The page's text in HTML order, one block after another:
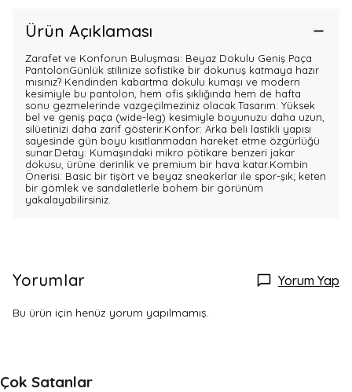
Ürün Açıklaması
Zarafet ve Konforun Buluşması: Beyaz Dokulu Geniş Paça
PantolonGünlük stilinize sofistike bir dokunuş katmaya hazır
mısınız? Kendinden kabartma dokulu kumaşı ve modern
kesimiyle bu pantolon, hem ofis şıklığında hem de hafta
sonu gezmelerinde vazgeçilmeziniz olacak.Tasarım: Yüksek
bel ve geniş paça (wide-leg) kesimiyle boyunuzu daha uzun,
silüetinizi daha zarif gösterir.Konfor: Arka beli lastikli yapısı
sayesinde gün boyu kısıtlanmadan hareket etme özgürlüğü
sunar.Detay: Kumaşındaki mikro pötikare benzeri jakar
dokusu, ürüne derinlik ve premium bir hava katar.Kombin
Önerisi: Basic bir tişört ve beyaz sneakerlar ile spor-şık; keten
bir gömlek ve sandaletlerle bohem bir görünüm
yakalayabilirsiniz.
Yorumlar Yorum Yap
Bu ürün için henüz yorum yapılmamış.
Çok Satanlar